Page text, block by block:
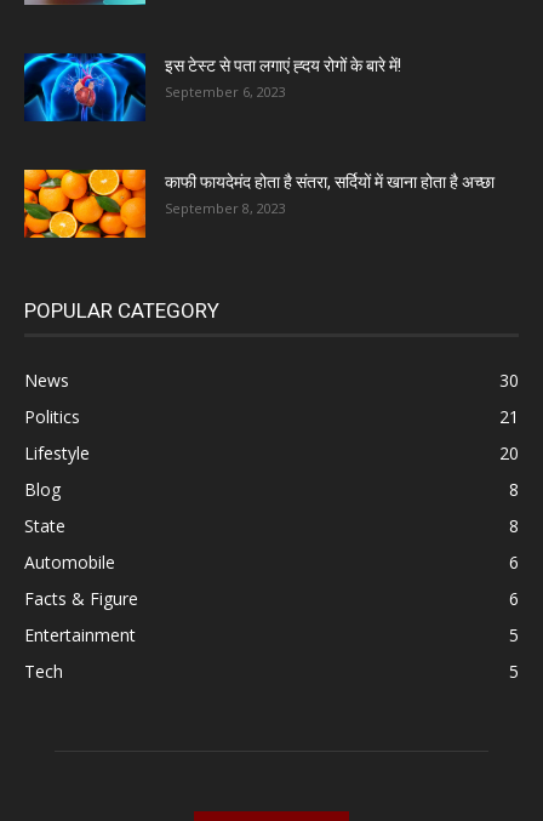
इस टेस्ट से पता लगाएं ह्दय रोगों के बारे में!
September 6, 2023
काफी फायदेमंद होता है संतरा, सर्दियों में खाना होता है अच्छा
September 8, 2023
POPULAR CATEGORY
News
30
Politics
21
Lifestyle
20
Blog
8
State
8
Automobile
6
Facts & Figure
6
Entertainment
5
Tech
5